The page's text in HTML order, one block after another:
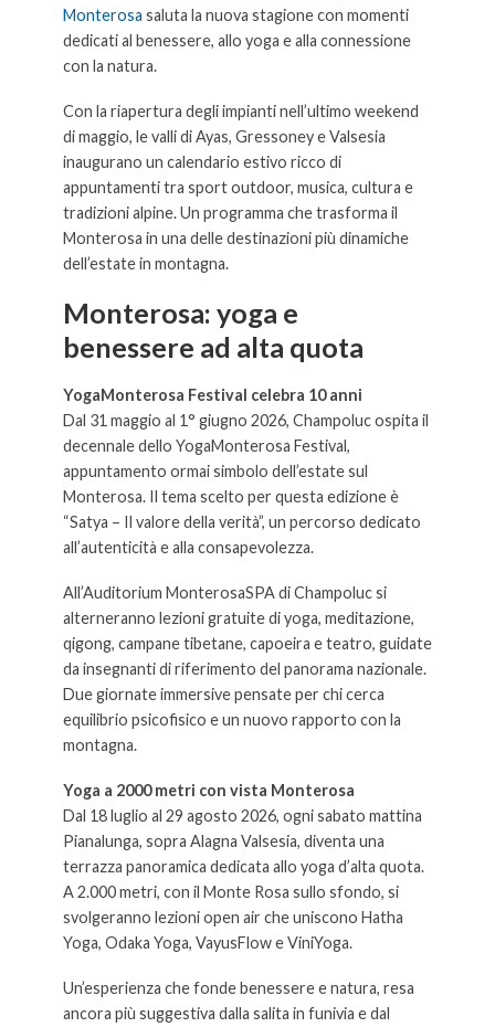
Monterosa saluta la nuova stagione con momenti
dedicati al benessere, allo yoga e alla connessione
con la natura.
Con la riapertura degli impianti nell’ultimo weekend
di maggio, le valli di Ayas, Gressoney e Valsesia
inaugurano un calendario estivo ricco di
appuntamenti tra sport outdoor, musica, cultura e
tradizioni alpine. Un programma che trasforma il
Monterosa in una delle destinazioni più dinamiche
dell’estate in montagna.
Monterosa: yoga e
benessere ad alta quota
YogaMonterosa Festival celebra 10 anni
Dal 31 maggio al 1° giugno 2026, Champoluc ospita il
decennale dello YogaMonterosa Festival,
appuntamento ormai simbolo dell’estate sul
Monterosa. Il tema scelto per questa edizione è
“Satya – Il valore della verità”, un percorso dedicato
all’autenticità e alla consapevolezza.
All’Auditorium MonterosaSPA di Champoluc si
alterneranno lezioni gratuite di yoga, meditazione,
qigong, campane tibetane, capoeira e teatro, guidate
da insegnanti di riferimento del panorama nazionale.
Due giornate immersive pensate per chi cerca
equilibrio psicofisico e un nuovo rapporto con la
montagna.
Yoga a 2000 metri con vista Monterosa
Dal 18 luglio al 29 agosto 2026, ogni sabato mattina
Pianalunga, sopra Alagna Valsesia, diventa una
terrazza panoramica dedicata allo yoga d’alta quota.
A 2.000 metri, con il Monte Rosa sullo sfondo, si
svolgeranno lezioni open air che uniscono Hatha
Yoga, Odaka Yoga, VayusFlow e ViniYoga.
Un’esperienza che fonde benessere e natura, resa
ancora più suggestiva dalla salita in funivia e dal